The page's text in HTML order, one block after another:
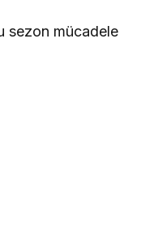
sezon mücadele